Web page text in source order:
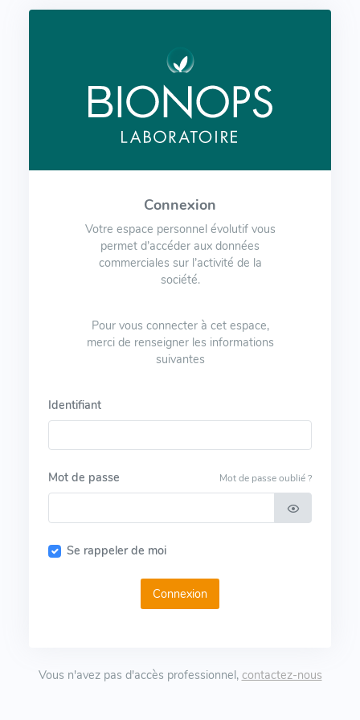
Connexion
Votre espace personnel évolutif vous
permet d’accéder aux données
commerciales sur l’activité de la
société.
Pour vous connecter à cet espace,
merci de renseigner les informations
suivantes
Identifiant
Mot de passe oublié ?
Mot de passe
Se rappeler de moi
Connexion
Vous n'avez pas d'accès professionnel, contactez-nous